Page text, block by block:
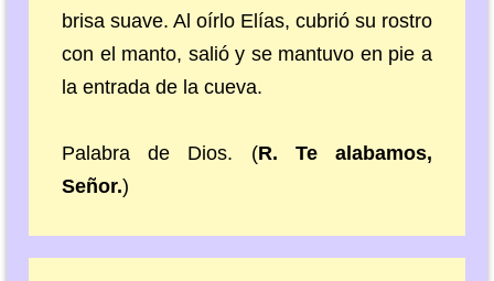
brisa suave. Al oírlo Elías, cubrió su rostro
con el manto, salió y se mantuvo en pie a
la entrada de la cueva.
Palabra de Dios. (R. Te alabamos,
Señor.)